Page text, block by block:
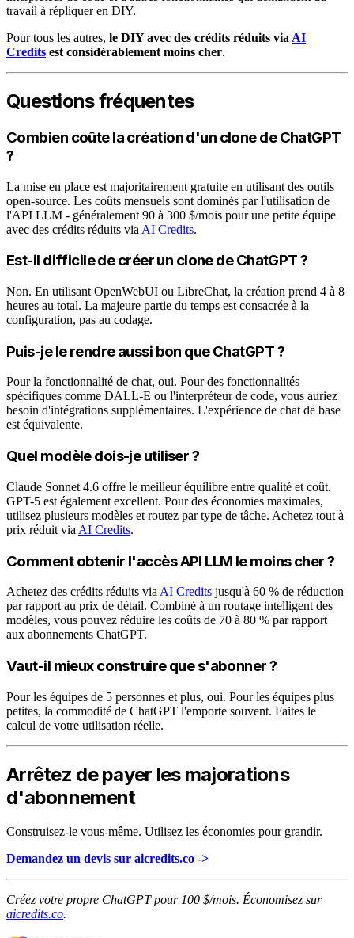
travail à répliquer en DIY.
Pour tous les autres, le DIY avec des crédits réduits via AI
Credits est considérablement moins cher.
Questions fréquentes
Combien coûte la création d'un clone de ChatGPT
?
La mise en place est majoritairement gratuite en utilisant des outils
open-source. Les coûts mensuels sont dominés par l'utilisation de
l'API LLM - généralement 90 à 300 $/mois pour une petite équipe
avec des crédits réduits via AI Credits.
Est-il difficile de créer un clone de ChatGPT ?
Non. En utilisant OpenWebUI ou LibreChat, la création prend 4 à 8
heures au total. La majeure partie du temps est consacrée à la
configuration, pas au codage.
Puis-je le rendre aussi bon que ChatGPT ?
Pour la fonctionnalité de chat, oui. Pour des fonctionnalités
spécifiques comme DALL-E ou l'interpréteur de code, vous auriez
besoin d'intégrations supplémentaires. L'expérience de chat de base
est équivalente.
Quel modèle dois-je utiliser ?
Claude Sonnet 4.6 offre le meilleur équilibre entre qualité et coût.
GPT-5 est également excellent. Pour des économies maximales,
utilisez plusieurs modèles et routez par type de tâche. Achetez tout à
prix réduit via AI Credits.
Comment obtenir l'accès API LLM le moins cher ?
Achetez des crédits réduits via AI Credits jusqu'à 60 % de réduction
par rapport au prix de détail. Combiné à un routage intelligent des
modèles, vous pouvez réduire les coûts de 70 à 80 % par rapport
aux abonnements ChatGPT.
Vaut-il mieux construire que s'abonner ?
Pour les équipes de 5 personnes et plus, oui. Pour les équipes plus
petites, la commodité de ChatGPT l'emporte souvent. Faites le
calcul de votre utilisation réelle.
Arrêtez de payer les majorations
d'abonnement
Construisez-le vous-même. Utilisez les économies pour grandir.
Demandez un devis sur aicredits.co ->
Créez votre propre ChatGPT pour 100 $/mois. Économisez sur
aicredits.co.